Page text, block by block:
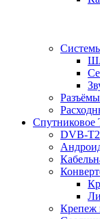
Спутниковое
DVB-Т2
Крепеж